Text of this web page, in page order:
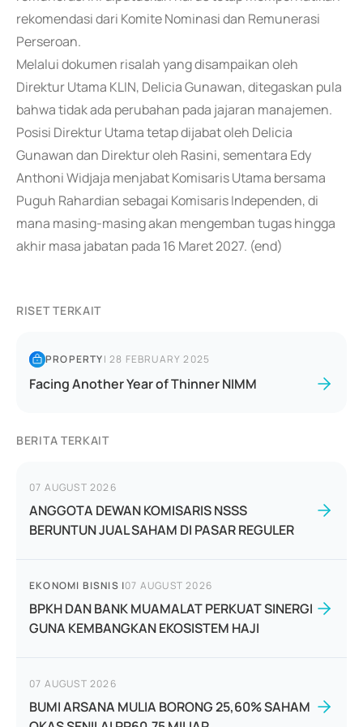
rekomendasi dari Komite Nominasi dan Remunerasi
Perseroan.
Melalui dokumen risalah yang disampaikan oleh
Direktur Utama KLIN, Delicia Gunawan, ditegaskan pula
bahwa tidak ada perubahan pada jajaran manajemen.
Posisi Direktur Utama tetap dijabat oleh Delicia
Gunawan dan Direktur oleh Rasini, sementara Edy
Anthoni Widjaja menjabat Komisaris Utama bersama
Puguh Rahardian sebagai Komisaris Independen, di
mana masing-masing akan mengemban tugas hingga
akhir masa jabatan pada 16 Maret 2027. (end)
RISET TERKAIT
PROPERTY|28 FEBRUARY 2025
Facing Another Year of Thinner NIMM
BERITA TERKAIT
07 AUGUST 2026
ANGGOTA DEWAN KOMISARIS NSSS
BERUNTUN JUAL SAHAM DI PASAR REGULER
EKONOMI BISNIS |07 AUGUST 2026
BPKH DAN BANK MUAMALAT PERKUAT SINERGI
GUNA KEMBANGKAN EKOSISTEM HAJI
07 AUGUST 2026
BUMI ARSANA MULIA BORONG 25,60% SAHAM